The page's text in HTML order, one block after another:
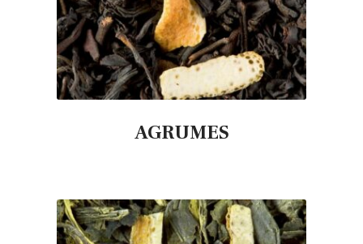
AGRUMES